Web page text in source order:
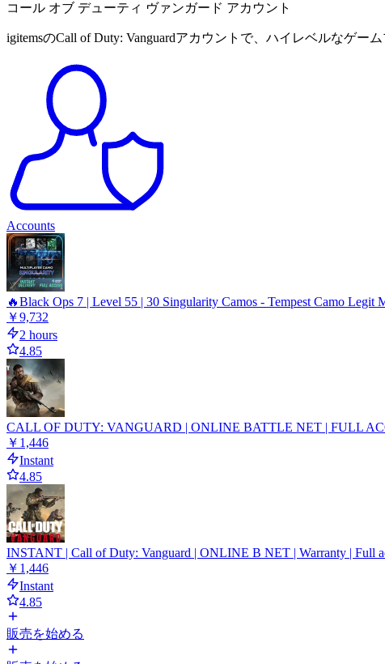
コール オブ デューティ ヴァンガード アカウント
igitemsのCall of Duty: Vanguardアカウントで、ハイレベルなゲー
Accounts
🔥Black Ops 7 | Level 55 | 30 Singularity Camos - Tempest Camo Legit
￥9,732
2 hours
4.85
CALL OF DUTY: VANGUARD | ONLINE BATTLE NET | FULL
￥1,446
Instant
4.85
INSTANT | Call of Duty: Vanguard | ONLINE B NET | Warranty | Full
￥1,446
Instant
4.85
販売を始める